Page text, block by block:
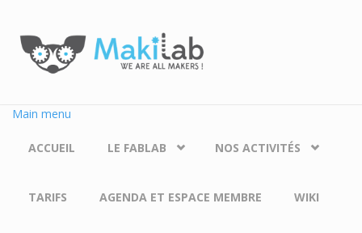
Main menu
ACCUEIL LE FABLAB NOS ACTIVITÉS
TARIFS AGENDA ET ESPACE MEMBRE WIKI